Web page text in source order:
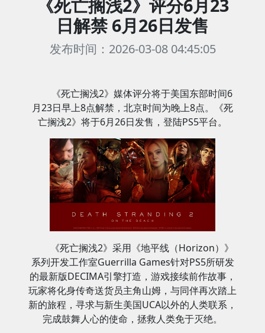
《死亡搁浅2》评分6月23
日解禁 6月26日发售
发布时间：2026-03-08 04:45:05
《死亡搁浅2》媒体评分将于美国东部时间6
月23日早上8点解禁，北京时间为晚上8点。《死
亡搁浅2》将于6月26日发售，登陆PS5平台。
《死亡搁浅2》采用《地平线（Horizon）》
系列开发工作室Guerrilla Games针对PS5所研发
的最新版DECIMA引擎打造，游戏接续前作故事，
玩家将化身传奇送货员主角山姆，与同伴再次踏上
新的旅程，寻求与新生美国UCA以外的人类联系，
完成鼓舞人心的使命，拯救人类免于灭绝。